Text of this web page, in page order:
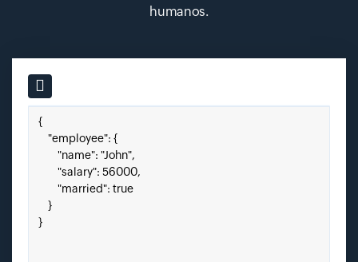
humanos.
Input field
Cole seu JSON aqui.